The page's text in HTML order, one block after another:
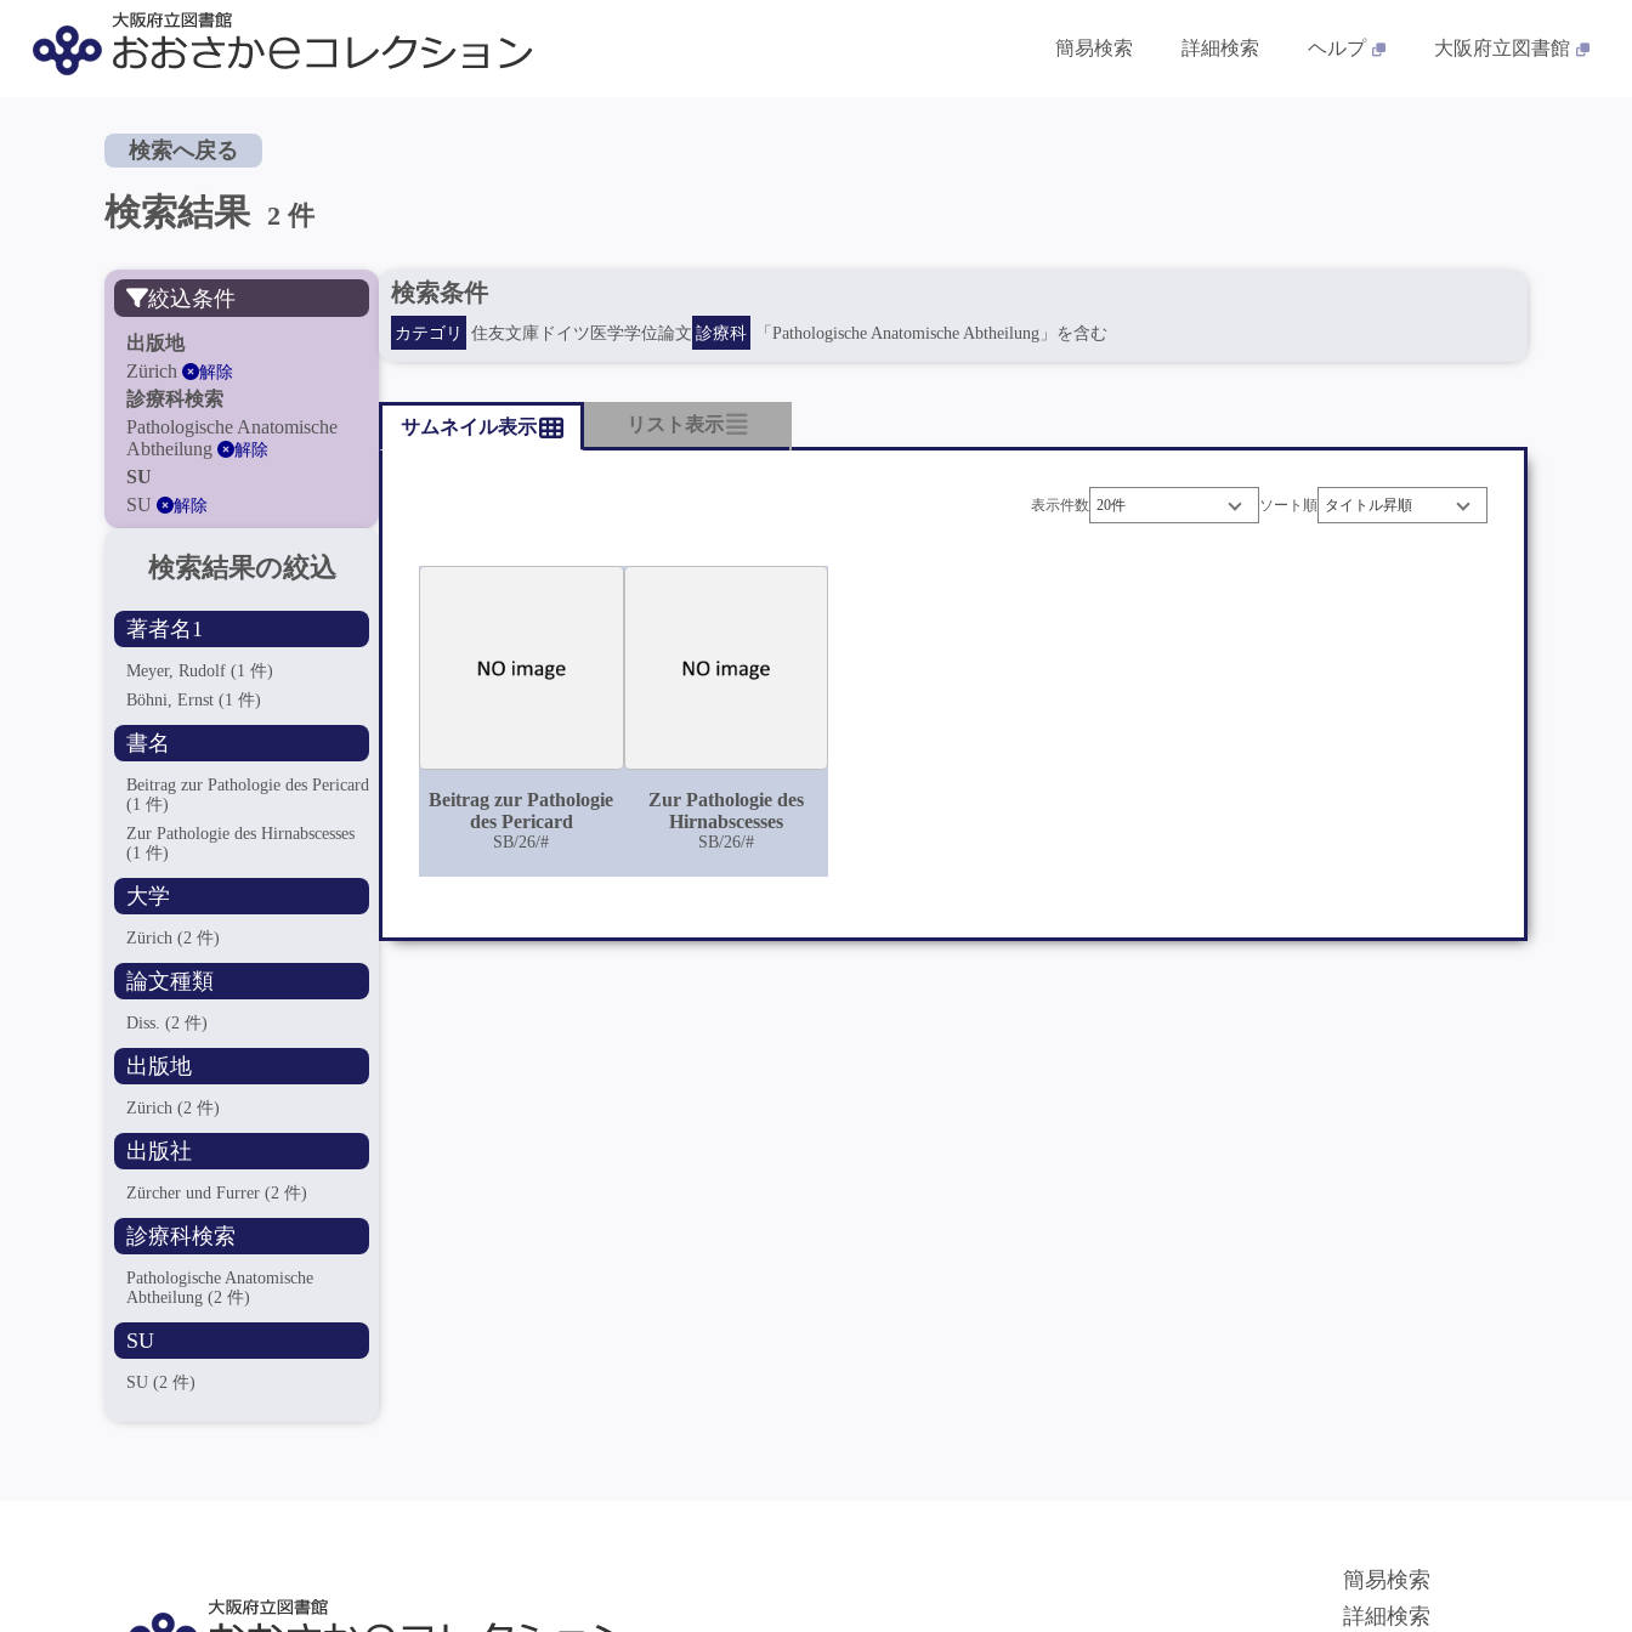
簡易検索 詳細検索 ヘルプ 大阪府立図書館
検索へ戻る
検索結果 2 件
絞込条件
出版地
Zürich
解除
診療科検索
Pathologische Anatomische
Abtheilung
解除
SU
SU
解除
検索結果の絞込
著者名1
Meyer, Rudolf(1 件)
Böhni, Ernst(1 件)
書名
Beitrag zur Pathologie des Pericard
(1 件)
Zur Pathologie des Hirnabscesses
(1 件)
大学
Zürich(2 件)
論文種類
Diss.(2 件)
出版地
Zürich(2 件)
出版社
Zürcher und Furrer(2 件)
診療科検索
Pathologische Anatomische
Abtheilung(2 件)
SU
SU(2 件)
検索条件
カテゴリ 住友文庫ドイツ医学学位論文 診療科 「Pathologische Anatomische Abtheilung」を含む
サムネイル表示 リスト表示
表示件数 ソート順
Beitrag zur Pathologie
des Pericard
SB/26/#
Zur Pathologie des
Hirnabscesses
SB/26/#
簡易検索
詳細検索